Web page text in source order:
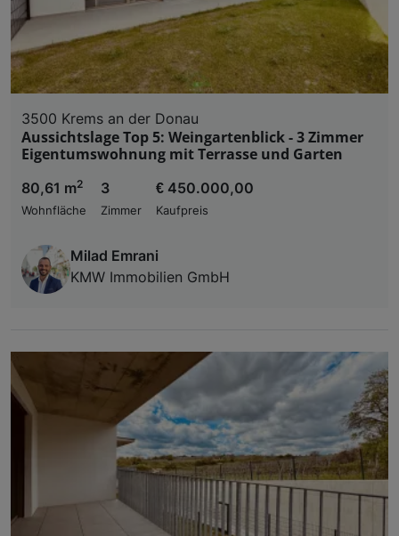
3500 Krems an der Donau
Aussichtslage Top 5: Weingartenblick - 3 Zimmer
Eigentumswohnung mit Terrasse und Garten
80,61 m2
Wohnfläche
3
Zimmer
€ 450.000,00
Kaufpreis
Milad Emrani
KMW Immobilien GmbH